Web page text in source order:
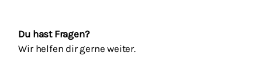
Du hast Fragen?
Wir helfen dir gerne weiter.